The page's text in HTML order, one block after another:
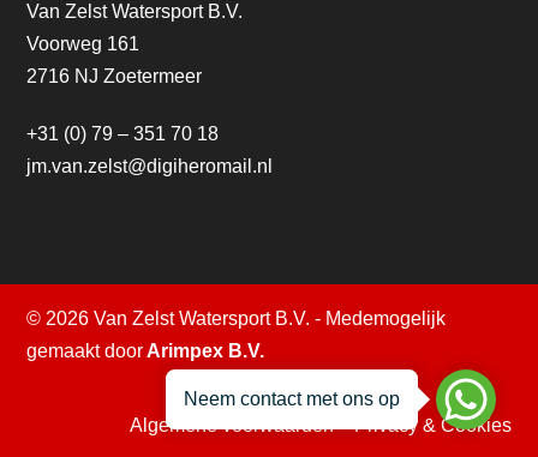
Van Zelst Watersport B.V.
Voorweg 161
2716 NJ Zoetermeer
+31 (0) 79 – 351 70 18
jm.van.zelst@digiheromail.nl
© 2026 Van Zelst Watersport B.V. - Medemogelijk
gemaakt doorArimpex B.V.
Algemene voorwaarden–Privacy & Cookies
Neem contact met ons op